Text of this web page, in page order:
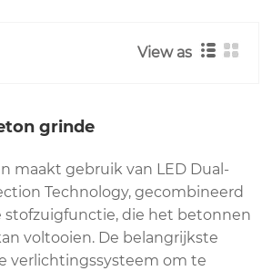
View as
grinde
maakt gebruik van LED Dual-
Technology, gecombineerd
die het betonnen
voltooien. De belangrijkste
verlichtingssysteem om te